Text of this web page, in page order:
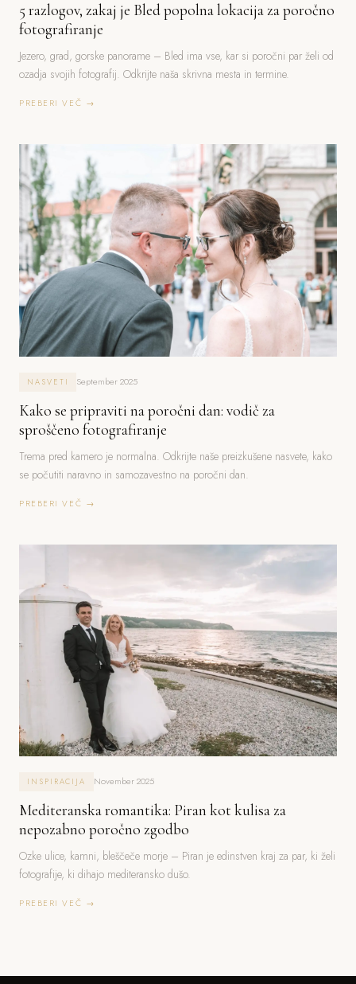
5 razlogov, zakaj je Bled popolna lokacija za poročno
fotografiranje
Jezero, grad, gorske panorame – Bled ima vse, kar si poročni par želi od
ozadja svojih fotografij. Odkrijte naša skrivna mesta in termine.
PREBERI VEČ →
NASVETI September 2025
Kako se pripraviti na poročni dan: vodič za
sproščeno fotografiranje
Trema pred kamero je normalna. Odkrijte naše preizkušene nasvete, kako
se počutiti naravno in samozavestno na poročni dan.
PREBERI VEČ →
INSPIRACIJA November 2025
Mediteranska romantika: Piran kot kulisa za
nepozabno poročno zgodbo
Ozke ulice, kamni, bleščeče morje – Piran je edinstven kraj za par, ki želi
fotografije, ki dihajo mediteransko dušo.
PREBERI VEČ →